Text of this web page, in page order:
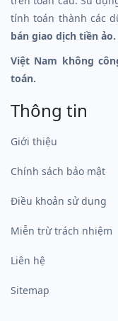
tính toán thành các
bán giao dịch tiền ảo.
Việt Nam không
toán.
Thông tin
Giới thiệu
Chính sách bảo mật
Điều khoản sử dụng
Miễn trừ trách nhiệm
Liên hệ
Sitemap